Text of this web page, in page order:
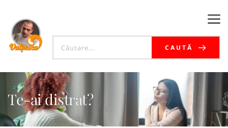
CAUTĂ
Te-ai distrat?